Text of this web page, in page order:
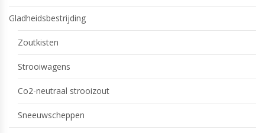
Gladheidsbestrijding
Zoutkisten
Strooiwagens
Co2-neutraal strooizout
Sneeuwscheppen